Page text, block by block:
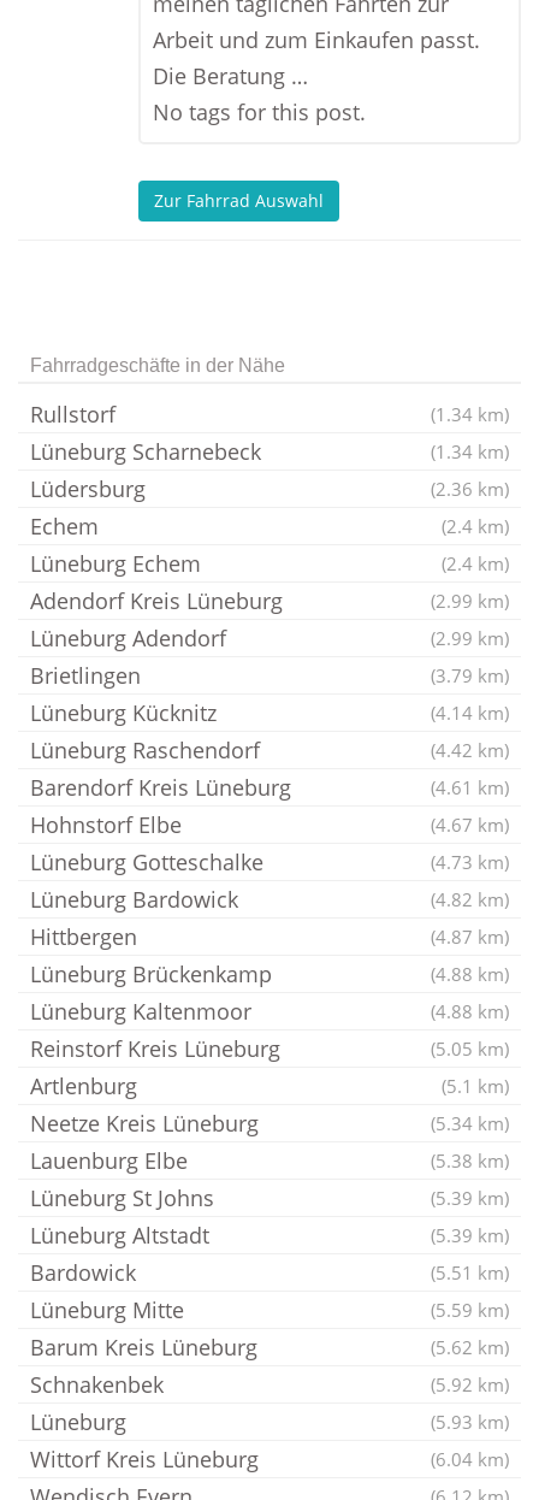
Arbeit und zum Einkaufen passt.
Die Beratung …
No tags for this post.
Zur Fahrrad Auswahl
Fahrradgeschäfte in der Nähe
Rullstorf (1.34 km)
Lüneburg Scharnebeck (1.34 km)
Lüdersburg (2.36 km)
Echem (2.4 km)
Lüneburg Echem (2.4 km)
Adendorf Kreis Lüneburg (2.99 km)
Lüneburg Adendorf (2.99 km)
Brietlingen (3.79 km)
Lüneburg Kücknitz (4.14 km)
Lüneburg Raschendorf (4.42 km)
Barendorf Kreis Lüneburg (4.61 km)
Hohnstorf Elbe (4.67 km)
Lüneburg Gotteschalke (4.73 km)
Lüneburg Bardowick (4.82 km)
Hittbergen (4.87 km)
Lüneburg Brückenkamp (4.88 km)
Lüneburg Kaltenmoor (4.88 km)
Reinstorf Kreis Lüneburg (5.05 km)
Artlenburg (5.1 km)
Neetze Kreis Lüneburg (5.34 km)
Lauenburg Elbe (5.38 km)
Lüneburg St Johns (5.39 km)
Lüneburg Altstadt (5.39 km)
Bardowick (5.51 km)
Lüneburg Mitte (5.59 km)
Barum Kreis Lüneburg (5.62 km)
Schnakenbek (5.92 km)
Lüneburg (5.93 km)
Wittorf Kreis Lüneburg (6.04 km)